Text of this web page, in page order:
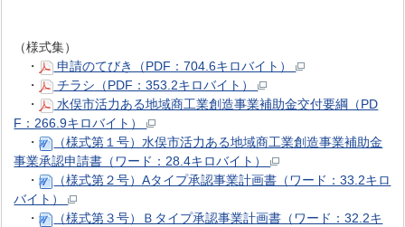
（様式集）
・
申請のてびき（PDF：704.6キロバイト）
・
チラシ（PDF：353.2キロバイト）
・
水俣市活力ある地域商工業創造事業補助金交付要綱（PD
F：266.9キロバイト）
・
（様式第１号）水俣市活力ある地域商工業創造事業補助金
事業承認申請書（ワード：28.4キロバイト）
・
（様式第２号）Aタイプ承認事業計画書（ワード：33.2キロ
バイト）
・
（様式第３号）Ｂタイプ承認事業計画書（ワード：32.2キ